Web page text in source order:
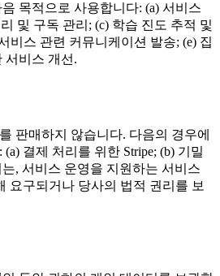
목적으로 사용합니다: (a) 서비스
및 구독 관리; (c) 학습 진도 추적 및
비스 관련 커뮤니케이션 발송; (e) 집
서비스 개선.
판매하지 않습니다. 다음의 경우에
결제 처리를 위한 Stripe; (b) 기밀
, 서비스 운영을 지원하는 서비스
요구되거나 당사의 법적 권리를 보